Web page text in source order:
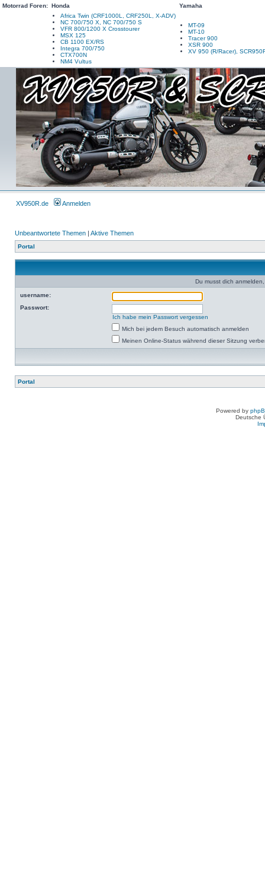
Motorrad Foren: Honda
Yamaha
Africa Twin (CRF1000L, CRF250L, X-ADV)
NC 700/750 X, NC 700/750 S
VFR 800/1200 X Crosstourer
MSX 125
CB 1100 EX/RS
Integra 700/750
CTX700N
NM4 Vultus
MT-09
MT-10
Tracer 900
XSR 900
XV 950 (R/Racer),
XV950R.de Anmelden
Unbeantwortete Themen | Aktive Themen
Portal
Du musst dich
username:
Passwort:
Ich habe mein Passwort vergessen
Mich bei jedem Besuch automatisch anmelden
Meinen Online-Status während dieser Sitzung
Portal
Powered by
Deutsche